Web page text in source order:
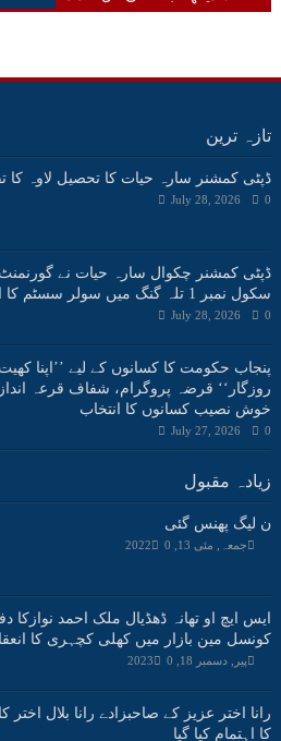
تازہ ترین
ڈپٹی کمشنر سارہ حیات کا تحصیل لاوہ کا
July 28, 2026 0
ڈپٹی کمشنر چکوال سارہ حیات نے
سکول نمبر 1 تلہ گنگ میں سولر سسٹم کا افتتاح کردیا
July 28, 2026 0
پنجاب حکومت کا کسانوں کے لیے ’’اپنا کھیت،
روزگار‘‘ قرضہ پروگرام، شفاف قرعہ
خوش نصیب کسانوں کا انتخاب
July 27, 2026 0
زیادہ مقبول
ن لیگ پھنس گئی
جمعہ, مئی 13, 2022 0
ایس ایچ او تھانہ ڈھڈیال ملک احمد نوازکا
کونسل مین بازار میں کھلی کچہری کا
پیر, دسمبر 18, 2023 0
رانا اختر عزیز کے صاحبزادے رانا بلال اختر
کا اہتمام کیا گیا